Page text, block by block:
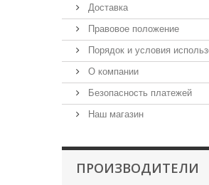
Доставка
Правовое положение
Порядок и условия
О компании
Безопасность платежей
Наш магазин
ПРОИЗВОДИТЕЛИ